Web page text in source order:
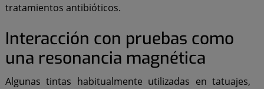
tratamientos antibióticos.
Interacción con pruebas como
una resonancia magnética
Algunas tintas habitualmente utilizadas en tatuajes,